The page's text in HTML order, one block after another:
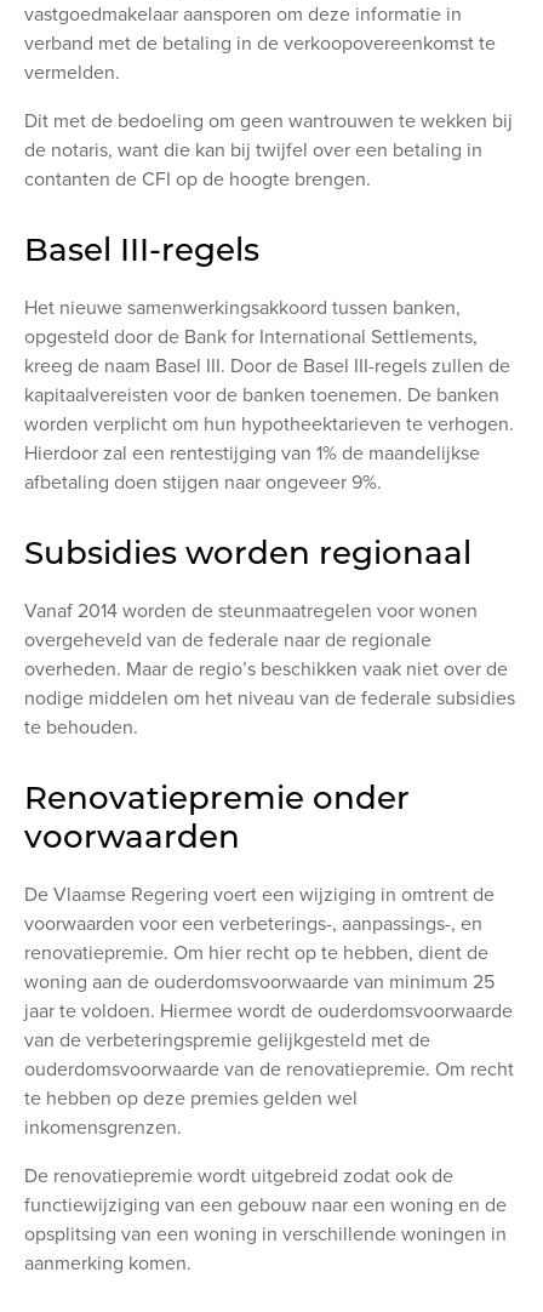
vastgoedmakelaar aansporen om deze informatie in
verband met de betaling in de verkoopovereenkomst te
vermelden.
Dit met de bedoeling om geen wantrouwen te wekken bij
de notaris, want die kan bij twijfel over een betaling in
contanten de CFI op de hoogte brengen.
Basel III-regels
Het nieuwe samenwerkingsakkoord tussen banken,
opgesteld door de Bank for International Settlements,
kreeg de naam Basel III. Door de Basel III-regels zullen de
kapitaalvereisten voor de banken toenemen. De banken
worden verplicht om hun hypotheektarieven te verhogen.
Hierdoor zal een rentestijging van 1% de maandelijkse
afbetaling doen stijgen naar ongeveer 9%.
Subsidies worden regionaal
Vanaf 2014 worden de steunmaatregelen voor wonen
overgeheveld van de federale naar de regionale
overheden. Maar de regio’s beschikken vaak niet over de
nodige middelen om het niveau van de federale subsidies
te behouden.
Renovatiepremie onder
voorwaarden
De Vlaamse Regering voert een wijziging in omtrent de
voorwaarden voor een verbeterings-, aanpassings-, en
renovatiepremie. Om hier recht op te hebben, dient de
woning aan de ouderdomsvoorwaarde van minimum 25
jaar te voldoen. Hiermee wordt de ouderdomsvoorwaarde
van de verbeteringspremie gelijkgesteld met de
ouderdomsvoorwaarde van de renovatiepremie. Om recht
te hebben op deze premies gelden wel
inkomensgrenzen.
De renovatiepremie wordt uitgebreid zodat ook de
functiewijziging van een gebouw naar een woning en de
opsplitsing van een woning in verschillende woningen in
aanmerking komen.